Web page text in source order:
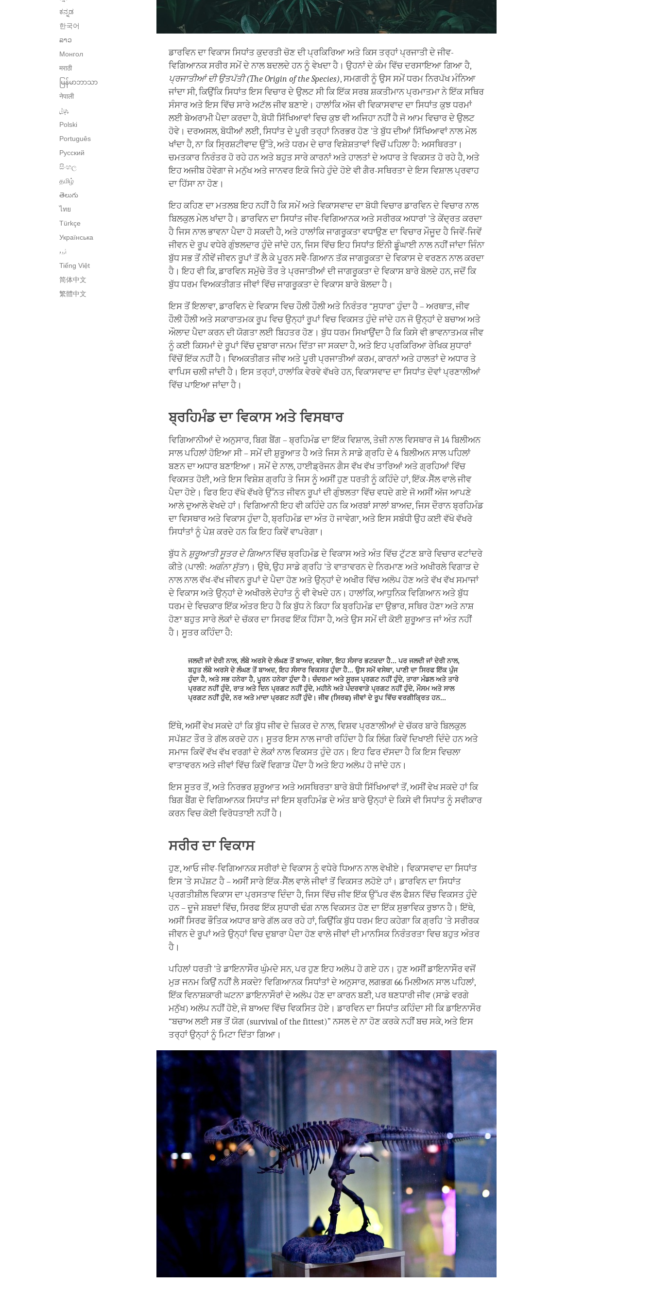
ಕನ್ನಡ
한국어
ລາວ
Монгол
मराठी
မြန်မာဘာသာ
नेपाली
پنجابی
Polski
Português
Русский
සිංහල
தமிழ்
తెలుగు
ไทย
Türkçe
Українська
اُردو
Tiếng Việt
简体中文
繁體中文
ਡਾਰਵਿਨ ਦਾ ਵਿਕਾਸ ਸਿਧਾਂਤ ਕੁਦਰਤੀ ਚੋਣ ਦੀ ਪ੍ਰਕਿਰਿਆ ਅਤੇ ਕਿਸ ਤਰ੍ਹਾਂ ਪ੍ਰਜਾਤੀ ਦੇ ਜੀਵ-
ਵਿਗਿਆਨਕ ਸਰੀਰ ਸਮੇਂ ਦੇ ਨਾਲ ਬਦਲਦੇ ਹਨ ਨੂੰ ਵੇਖਦਾ ਹੈ। ਉਹਨਾਂ ਦੇ ਕੰਮ ਵਿੱਚ ਦਰਸਾਇਆ ਗਿਆ ਹੈ,
ਪ੍ਰਜਾਤੀਆਂ ਦੀ ਉਤਪੱਤੀ (The Origin of the Species), ਸਮਗਰੀ ਨੂੰ ਉਸ ਸਮੇਂ ਧਰਮ ਨਿਰਪੱਖ ਮੰਨਿਆ
ਜਾਂਦਾ ਸੀ, ਕਿਉਂਕਿ ਸਿਧਾਂਤ ਇਸ ਵਿਚਾਰ ਦੇ ਉਲਟ ਸੀ ਕਿ ਇੱਕ ਸਰਬ ਸ਼ਕਤੀਮਾਨ ਪ੍ਰਮਾਤਮਾ ਨੇ ਇੱਕ ਸਥਿਰ
ਸੰਸਾਰ ਅਤੇ ਇਸ ਵਿੱਚ ਸਾਰੇ ਅਟੱਲ ਜੀਵ ਬਣਾਏ। ਹਾਲਾਂਕਿ ਅੱਜ ਵੀ ਵਿਕਾਸਵਾਦ ਦਾ ਸਿਧਾਂਤ ਕੁਝ ਧਰਮਾਂ
ਲਈ ਬੇਅਰਾਮੀ ਪੈਦਾ ਕਰਦਾ ਹੈ, ਬੋਧੀ ਸਿੱਖਿਆਵਾਂ ਵਿਚ ਕੁਝ ਵੀ ਅਜਿਹਾ ਨਹੀਂ ਹੈ ਜੋ ਆਮ ਵਿਚਾਰ ਦੇ ਉਲਟ
ਹੋਵੇ। ਦਰਅਸਲ, ਬੋਧੀਆਂ ਲਈ, ਸਿਧਾਂਤ ਦੇ ਪੂਰੀ ਤਰ੍ਹਾਂ ਨਿਰਭਰ ਹੋਣ 'ਤੇ ਬੁੱਧ ਦੀਆਂ ਸਿੱਖਿਆਵਾਂ ਨਾਲ ਮੇਲ
ਖਾਂਦਾ ਹੈ, ਨਾ ਕਿ ਸ੍ਰਿਸ਼ਟੀਵਾਦ ਉੱਤੇ, ਅਤੇ ਧਰਮ ਦੇ ਚਾਰ ਵਿਸ਼ੇਸ਼ਤਾਵਾਂ ਵਿਚੋਂ ਪਹਿਲਾ ਹੈ: ਅਸਥਿਰਤਾ।
ਚਮਤਕਾਰ ਨਿਰੰਤਰ ਹੋ ਰਹੇ ਹਨ ਅਤੇ ਬਹੁਤ ਸਾਰੇ ਕਾਰਨਾਂ ਅਤੇ ਹਾਲਤਾਂ ਦੇ ਅਧਾਰ ਤੇ ਵਿਕਸਤ ਹੋ ਰਹੇ ਹੈ, ਅਤੇ
ਇਹ ਅਜੀਬ ਹੋਵੇਗਾ ਜੇ ਮਨੁੱਖ ਅਤੇ ਜਾਨਵਰ ਇਕੋ ਜਿਹੇ ਹੁੰਦੇ ਹੋਏ ਵੀ ਗੈਰ-ਸਥਿਰਤਾ ਦੇ ਇਸ ਵਿਸ਼ਾਲ ਪ੍ਰਵਾਹ
ਦਾ ਹਿੱਸਾ ਨਾ ਹੋਣ।
ਇਹ ਕਹਿਣ ਦਾ ਮਤਲਬ ਇਹ ਨਹੀਂ ਹੈ ਕਿ ਸਮੇਂ ਅਤੇ ਵਿਕਾਸਵਾਦ ਦਾ ਬੋਧੀ ਵਿਚਾਰ ਡਾਰਵਿਨ ਦੇ ਵਿਚਾਰ ਨਾਲ
ਬਿਲਕੁਲ ਮੇਲ ਖਾਂਦਾ ਹੈ। ਡਾਰਵਿਨ ਦਾ ਸਿਧਾਂਤ ਜੀਵ-ਵਿਗਿਆਨਕ ਅਤੇ ਸਰੀਰਕ ਅਧਾਰਾਂ 'ਤੇ ਕੇਂਦ੍ਰਤ ਕਰਦਾ
ਹੈ ਜਿਸ ਨਾਲ ਭਾਵਨਾ ਪੈਦਾ ਹੋ ਸਕਦੀ ਹੈ, ਅਤੇ ਹਾਲਾਂਕਿ ਜਾਗਰੂਕਤਾ ਵਧਾਉਣ ਦਾ ਵਿਚਾਰ ਮੌਜੂਦ ਹੈ ਜਿਵੇਂ-ਜਿਵੇਂ
ਜੀਵਨ ਦੇ ਰੂਪ ਵਧੇਰੇ ਗੁੰਝਲਦਾਰ ਹੁੰਦੇ ਜਾਂਦੇ ਹਨ, ਜਿਸ ਵਿੱਚ ਇਹ ਸਿਧਾਂਤ ਇੰਨੀ ਡੂੰਘਾਈ ਨਾਲ ਨਹੀਂ ਜਾਂਦਾ ਜਿੰਨਾ
ਬੁੱਧ ਸਭ ਤੋਂ ਨੀਵੇਂ ਜੀਵਨ ਰੂਪਾਂ ਤੋਂ ਲੈ ਕੇ ਪੂਰਨ ਸਵੈ-ਗਿਆਨ ਤੱਕ ਜਾਗਰੂਕਤਾ ਦੇ ਵਿਕਾਸ ਦੇ ਵਰਣਨ ਨਾਲ ਕਰਦਾ
ਹੈ। ਇਹ ਵੀ ਕਿ, ਡਾਰਵਿਨ ਸਮੁੱਚੇ ਤੌਰ ਤੇ ਪ੍ਰਜਾਤੀਆਂ ਦੀ ਜਾਗਰੂਕਤਾ ਦੇ ਵਿਕਾਸ ਬਾਰੇ ਬੋਲਦੇ ਹਨ, ਜਦੋਂ ਕਿ
ਬੁੱਧ ਧਰਮ ਵਿਅਕਤੀਗਤ ਜੀਵਾਂ ਵਿੱਚ ਜਾਗਰੂਕਤਾ ਦੇ ਵਿਕਾਸ ਬਾਰੇ ਬੋਲਦਾ ਹੈ।
ਇਸ ਤੋਂ ਇਲਾਵਾ, ਡਾਰਵਿਨ ਦੇ ਵਿਕਾਸ ਵਿਚ ਹੌਲੀ ਹੌਲੀ ਅਤੇ ਨਿਰੰਤਰ “ਸੁਧਾਰ” ਹੁੰਦਾ ਹੈ – ਅਰਥਾਤ, ਜੀਵ
ਹੌਲੀ ਹੌਲੀ ਅਤੇ ਸਕਾਰਾਤਮਕ ਰੂਪ ਵਿਚ ਉਨ੍ਹਾਂ ਰੂਪਾਂ ਵਿਚ ਵਿਕਸਤ ਹੁੰਦੇ ਜਾਂਦੇ ਹਨ ਜੋ ਉਨ੍ਹਾਂ ਦੇ ਬਚਾਅ ਅਤੇ
ਔਲਾਦ ਪੈਦਾ ਕਰਨ ਦੀ ਯੋਗਤਾ ਲਈ ਬਿਹਤਰ ਹੋਣ। ਬੁੱਧ ਧਰਮ ਸਿਖਾਉਂਦਾ ਹੈ ਕਿ ਕਿਸੇ ਵੀ ਭਾਵਨਾਤਮਕ ਜੀਵ
ਨੂੰ ਕਈ ਕਿਸਮਾਂ ਦੇ ਰੂਪਾਂ ਵਿੱਚ ਦੁਬਾਰਾ ਜਨਮ ਦਿੱਤਾ ਜਾ ਸਕਦਾ ਹੈ, ਅਤੇ ਇਹ ਪ੍ਰਕਿਰਿਆ ਰੇਖਿਕ ਸੁਧਾਰਾਂ
ਵਿੱਚੋਂ ਇੱਕ ਨਹੀਂ ਹੈ। ਵਿਅਕਤੀਗਤ ਜੀਵ ਅਤੇ ਪੂਰੀ ਪ੍ਰਜਾਤੀਆਂ ਕਰਮ, ਕਾਰਨਾਂ ਅਤੇ ਹਾਲਤਾਂ ਦੇ ਅਧਾਰ ਤੇ
ਵਾਪਿਸ ਚਲੀ ਜਾਂਦੀ ਹੈ। ਇਸ ਤਰ੍ਹਾਂ, ਹਾਲਾਂਕਿ ਵੇਰਵੇ ਵੱਖਰੇ ਹਨ, ਵਿਕਾਸਵਾਦ ਦਾ ਸਿਧਾਂਤ ਦੋਵਾਂ ਪ੍ਰਣਾਲੀਆਂ
ਵਿੱਚ ਪਾਇਆ ਜਾਂਦਾ ਹੈ।
ਬ੍ਰਹਿਮੰਡ ਦਾ ਵਿਕਾਸ ਅਤੇ ਵਿਸਥਾਰ
ਵਿਗਿਆਨੀਆਂ ਦੇ ਅਨੁਸਾਰ, ਬਿਗ ਬੈਂਗ – ਬ੍ਰਹਿਮੰਡ ਦਾ ਇੱਕ ਵਿਸ਼ਾਲ, ਤੇਜ਼ੀ ਨਾਲ ਵਿਸਥਾਰ ਜੋ 14 ਬਿਲੀਅਨ
ਸਾਲ ਪਹਿਲਾਂ ਹੋਇਆ ਸੀ – ਸਮੇਂ ਦੀ ਸ਼ੁਰੂਆਤ ਹੈ ਅਤੇ ਜਿਸ ਨੇ ਸਾਡੇ ਗ੍ਰਹਿ ਦੇ 4 ਬਿਲੀਅਨ ਸਾਲ ਪਹਿਲਾਂ
ਬਣਨ ਦਾ ਅਧਾਰ ਬਣਾਇਆ। ਸਮੇਂ ਦੇ ਨਾਲ, ਹਾਈਡ੍ਰੋਜਨ ਗੈਸ ਵੱਖ ਵੱਖ ਤਾਰਿਆਂ ਅਤੇ ਗ੍ਰਹਿਆਂ ਵਿੱਚ
ਵਿਕਸਤ ਹੋਈ, ਅਤੇ ਇਸ ਵਿਸ਼ੇਸ਼ ਗ੍ਰਹਿ ਤੇ ਜਿਸ ਨੂੰ ਅਸੀਂ ਹੁਣ ਧਰਤੀ ਨੂੰ ਕਹਿੰਦੇ ਹਾਂ, ਇੱਕ-ਸੈੱਲ ਵਾਲੇ ਜੀਵ
ਪੈਦਾ ਹੋਏ। ਫਿਰ ਇਹ ਵੱਖੋ ਵੱਖਰੇ ਉੱਨਤ ਜੀਵਨ ਰੂਪਾਂ ਦੀ ਗੁੰਝਲਤਾ ਵਿੱਚ ਵਧਦੇ ਗਏ ਜੋ ਅਸੀਂ ਅੱਜ ਆਪਣੇ
ਆਲੇ ਦੁਆਲੇ ਵੇਖਦੇ ਹਾਂ। ਵਿਗਿਆਨੀ ਇਹ ਵੀ ਕਹਿੰਦੇ ਹਨ ਕਿ ਅਰਬਾਂ ਸਾਲਾਂ ਬਾਅਦ, ਜਿਸ ਦੌਰਾਨ ਬ੍ਰਹਿਮੰਡ
ਦਾ ਵਿਸਥਾਰ ਅਤੇ ਵਿਕਾਸ ਹੁੰਦਾ ਹੈ, ਬ੍ਰਹਿਮੰਡ ਦਾ ਅੰਤ ਹੋ ਜਾਵੇਗਾ, ਅਤੇ ਇਸ ਸਬੰਧੀ ਉਹ ਕਈ ਵੱਖੋ ਵੱਖਰੇ
ਸਿਧਾਂਤਾਂ ਨੂੰ ਪੇਸ਼ ਕਰਦੇ ਹਨ ਕਿ ਇਹ ਕਿਵੇਂ ਵਾਪਰੇਗਾ।
ਬੁੱਧ ਨੇਸ਼ੁਰੂਆਤੀ ਸੂਤਰ ਦੇ ਗਿਆਨਵਿੱਚ ਬ੍ਰਹਿਮੰਡ ਦੇ ਵਿਕਾਸ ਅਤੇ ਅੰਤ ਵਿੱਚ ਟੁੱਟਣ ਬਾਰੇ ਵਿਚਾਰ ਵਟਾਂਦਰੇ
ਕੀਤੇ (ਪਾਲੀ: ਅਗੰਨਾ ਸੁੱਤਾ)। ਉਥੇ, ਉਹ ਸਾਡੇ ਗ੍ਰਹਿ 'ਤੇ ਵਾਤਾਵਰਨ ਦੇ ਨਿਰਮਾਣ ਅਤੇ ਅਖੀਰਲੇ ਵਿਗਾੜ ਦੇ
ਨਾਲ ਨਾਲ ਵੱਖ-ਵੱਖ ਜੀਵਨ ਰੂਪਾਂ ਦੇ ਪੈਦਾ ਹੋਣ ਅਤੇ ਉਨ੍ਹਾਂ ਦੇ ਅਖੀਰ ਵਿੱਚ ਅਲੋਪ ਹੋਣ ਅਤੇ ਵੱਖ ਵੱਖ ਸਮਾਜਾਂ
ਦੇ ਵਿਕਾਸ ਅਤੇ ਉਨ੍ਹਾਂ ਦੇ ਅਖੀਰਲੇ ਦੇਹਾਂਤ ਨੂੰ ਵੀ ਵੇਖਦੇ ਹਨ। ਹਾਲਾਂਕਿ, ਆਧੁਨਿਕ ਵਿਗਿਆਨ ਅਤੇ ਬੁੱਧ
ਧਰਮ ਦੇ ਵਿਚਕਾਰ ਇੱਕ ਅੰਤਰ ਇਹ ਹੈ ਕਿ ਬੁੱਧ ਨੇ ਕਿਹਾ ਕਿ ਬ੍ਰਹਿਮੰਡ ਦਾ ਉਭਾਰ, ਸਥਿਰ ਹੋਣਾ ਅਤੇ ਨਾਸ਼
ਹੋਣਾ ਬਹੁਤ ਸਾਰੇ ਲੋਕਾਂ ਦੇ ਚੱਕਰ ਦਾ ਸਿਰਫ ਇੱਕ ਹਿੱਸਾ ਹੈ, ਅਤੇ ਉਸ ਸਮੇਂ ਦੀ ਕੋਈ ਸ਼ੁਰੂਆਤ ਜਾਂ ਅੰਤ ਨਹੀਂ
ਹੈ। ਸੂਤਰ ਕਹਿੰਦਾ ਹੈ:
ਜਲਦੀ ਜਾਂ ਦੇਰੀ ਨਾਲ, ਲੰਬੇ ਅਰਸੇ ਦੇ ਲੰਘਣ ਤੋਂ ਬਾਅਦ, ਵਸੇਥਾ, ਇਹ ਸੰਸਾਰ ਭਟਕਦਾ ਹੈ... ਪਰ ਜਲਦੀ ਜਾਂ ਦੇਰੀ ਨਾਲ,
ਬਹੁਤ ਲੰਬੇ ਅਰਸੇ ਦੇ ਲੰਘਣ ਤੋਂ ਬਾਅਦ, ਇਹ ਸੰਸਾਰ ਵਿਕਸਤ ਹੁੰਦਾ ਹੈ... ਉਸ ਸਮੇਂ ਵਸੇਥਾ, ਪਾਣੀ ਦਾ ਸਿਰਫ ਇੱਕ ਪੁੰਜ
ਹੁੰਦਾ ਹੈ, ਅਤੇ ਸਭ ਹਨੇਰਾ ਹੈ, ਪੂਰਨ ਹਨੇਰਾ ਹੁੰਦਾ ਹੈ। ਚੰਦਰਮਾ ਅਤੇ ਸੂਰਜ ਪ੍ਰਗਟ ਨਹੀਂ ਹੁੰਦੇ, ਤਾਰਾ ਮੰਡਲ ਅਤੇ ਤਾਰੇ
ਪ੍ਰਗਟ ਨਹੀਂ ਹੁੰਦੇ, ਰਾਤ ਅਤੇ ਦਿਨ ਪ੍ਰਗਟ ਨਹੀਂ ਹੁੰਦੇ, ਮਹੀਨੇ ਅਤੇ ਪੰਦਰਵਾੜੇ ਪ੍ਰਗਟ ਨਹੀਂ ਹੁੰਦੇ, ਮੌਸਮ ਅਤੇ ਸਾਲ
ਪ੍ਰਗਟ ਨਹੀਂ ਹੁੰਦੇ, ਨਰ ਅਤੇ ਮਾਦਾ ਪ੍ਰਗਟ ਨਹੀਂ ਹੁੰਦੇ। ਜੀਵ (ਸਿਰਫ) ਜੀਵਾਂ ਦੇ ਰੂਪ ਵਿੱਚ ਵਰਗੀਕ੍ਰਿਤ ਹਨ...
ਇੱਥੇ, ਅਸੀਂ ਵੇਖ ਸਕਦੇ ਹਾਂ ਕਿ ਬੁੱਧ ਜੀਵ ਦੇ ਜ਼ਿਕਰ ਦੇ ਨਾਲ, ਵਿਸ਼ਵ ਪ੍ਰਣਾਲੀਆਂ ਦੇ ਚੱਕਰ ਬਾਰੇ ਬਿਲਕੁਲ
ਸਪੱਸ਼ਟ ਤੌਰ ਤੇ ਗੱਲ ਕਰਦੇ ਹਨ। ਸੂਤਰ ਇਸ ਨਾਲ ਜਾਰੀ ਰਹਿੰਦਾ ਹੈ ਕਿ ਲਿੰਗ ਕਿਵੇਂ ਦਿਖਾਈ ਦਿੰਦੇ ਹਨ ਅਤੇ
ਸਮਾਜ ਕਿਵੇਂ ਵੱਖ ਵੱਖ ਵਰਗਾਂ ਦੇ ਲੋਕਾਂ ਨਾਲ ਵਿਕਸਤ ਹੁੰਦੇ ਹਨ। ਇਹ ਫਿਰ ਦੱਸਦਾ ਹੈ ਕਿ ਇਸ ਵਿਚਲਾ
ਵਾਤਾਵਰਨ ਅਤੇ ਜੀਵਾਂ ਵਿੱਚ ਕਿਵੇਂ ਵਿਗਾੜ ਪੈਂਦਾ ਹੈ ਅਤੇ ਇਹ ਅਲੋਪ ਹੋ ਜਾਂਦੇ ਹਨ।
ਇਸ ਸੂਤਰ ਤੋਂ, ਅਤੇ ਨਿਰਭਰ ਸ਼ੁਰੂਆਤ ਅਤੇ ਅਸਥਿਰਤਾ ਬਾਰੇ ਬੋਧੀ ਸਿੱਖਿਆਵਾਂ ਤੋਂ, ਅਸੀਂ ਵੇਖ ਸਕਦੇ ਹਾਂ ਕਿ
ਬਿਗ ਬੈਂਗ ਦੇ ਵਿਗਿਆਨਕ ਸਿਧਾਂਤ ਜਾਂ ਇਸ ਬ੍ਰਹਿਮੰਡ ਦੇ ਅੰਤ ਬਾਰੇ ਉਨ੍ਹਾਂ ਦੇ ਕਿਸੇ ਵੀ ਸਿਧਾਂਤ ਨੂੰ ਸਵੀਕਾਰ
ਕਰਨ ਵਿਚ ਕੋਈ ਵਿਰੋਧਤਾਈ ਨਹੀਂ ਹੈ।
ਸਰੀਰ ਦਾ ਵਿਕਾਸ
ਹੁਣ, ਆਓ ਜੀਵ-ਵਿਗਿਆਨਕ ਸਰੀਰਾਂ ਦੇ ਵਿਕਾਸ ਨੂੰ ਵਧੇਰੇ ਧਿਆਨ ਨਾਲ ਵੇਖੀਏ। ਵਿਕਾਸਵਾਦ ਦਾ ਸਿਧਾਂਤ
ਇਸ 'ਤੇ ਸਪੱਸ਼ਟ ਹੈ – ਅਸੀਂ ਸਾਰੇ ਇੱਕ-ਸੈੱਲ ਵਾਲੇ ਜੀਵਾਂ ਤੋਂ ਵਿਕਸਤ ਲਹੋਏ ਹਾਂ। ਡਾਰਵਿਨ ਦਾ ਸਿਧਾਂਤ
ਪ੍ਰਗਤੀਸ਼ੀਲ ਵਿਕਾਸ ਦਾ ਪ੍ਰਸਤਾਵ ਦਿੰਦਾ ਹੈ, ਜਿਸ ਵਿੱਚ ਜੀਵ ਇੱਕ ਉੱਪਰ ਵੱਲ ਫੈਸ਼ਨ ਵਿੱਚ ਵਿਕਸਤ ਹੁੰਦੇ
ਹਨ – ਦੂਜੇ ਸ਼ਬਦਾਂ ਵਿੱਚ, ਸਿਰਫ ਇੱਕ ਸੁਧਾਰੀ ਢੰਗ ਨਾਲ ਵਿਕਸਤ ਹੋਣ ਦਾ ਇੱਕ ਸੁਭਾਵਿਕ ਰੁਝਾਨ ਹੈ। ਇੱਥੇ,
ਅਸੀਂ ਸਿਰਫ ਭੌਤਿਕ ਅਧਾਰ ਬਾਰੇ ਗੱਲ ਕਰ ਰਹੇ ਹਾਂ, ਕਿਉਂਕਿ ਬੁੱਧ ਧਰਮ ਇਹ ਕਹੇਗਾ ਕਿ ਗ੍ਰਹਿ 'ਤੇ ਸਰੀਰਕ
ਜੀਵਨ ਦੇ ਰੂਪਾਂ ਅਤੇ ਉਨ੍ਹਾਂ ਵਿਚ ਦੁਬਾਰਾ ਪੈਦਾ ਹੋਣ ਵਾਲੇ ਜੀਵਾਂ ਦੀ ਮਾਨਸਿਕ ਨਿਰੰਤਰਤਾ ਵਿਚ ਬਹੁਤ ਅੰਤਰ
ਹੈ।
ਪਹਿਲਾਂ ਧਰਤੀ 'ਤੇ ਡਾਇਨਾਸੌਰ ਘੁੰਮਦੇ ਸਨ, ਪਰ ਹੁਣ ਇਹ ਅਲੋਪ ਹੋ ਗਏ ਹਨ। ਹੁਣ ਅਸੀਂ ਡਾਇਨਾਸੌਰ ਵਜੋਂ
ਮੁੜ ਜਨਮ ਕਿਉਂ ਨਹੀਂ ਲੈ ਸਕਦੇ? ਵਿਗਿਆਨਕ ਸਿਧਾਂਤਾਂ ਦੇ ਅਨੁਸਾਰ, ਲਗਭਗ 66 ਮਿਲੀਅਨ ਸਾਲ ਪਹਿਲਾਂ,
ਇੱਕ ਵਿਨਾਸ਼ਕਾਰੀ ਘਟਨਾ ਡਾਇਨਾਸੌਰਾਂ ਦੇ ਅਲੋਪ ਹੋਣ ਦਾ ਕਾਰਨ ਬਣੀ, ਪਰ ਥਣਧਾਰੀ ਜੀਵ (ਸਾਡੇ ਵਰਗੇ
ਮਨੁੱਖ) ਅਲੋਪ ਨਹੀਂ ਹੋਏ, ਜੋ ਬਾਅਦ ਵਿੱਚ ਵਿਕਸਿਤ ਹੋਏ। ਡਾਰਵਿਨ ਦਾ ਸਿਧਾਂਤ ਕਹਿੰਦਾ ਸੀ ਕਿ ਡਾਇਨਾਸੌਰ
“ਬਚਾਅ ਲਈ ਸਭ ਤੋਂ ਯੋਗ (survival of the fittest)” ਨਸਲ ਦੇ ਨਾ ਹੋਣ ਕਰਕੇ ਨਹੀਂ ਬਚ ਸਕੇ, ਅਤੇ ਇਸ
ਤਰ੍ਹਾਂ ਉਨ੍ਹਾਂ ਨੂੰ ਮਿਟਾ ਦਿੱਤਾ ਗਿਆ।